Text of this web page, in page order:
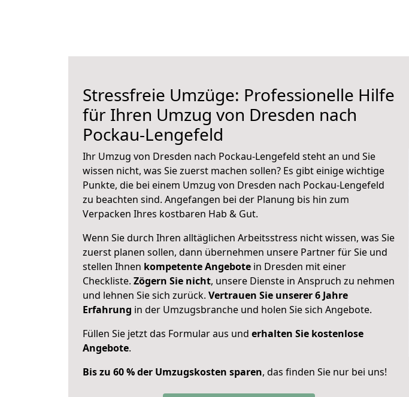
Stressfreie Umzüge: Professionelle Hilfe
für Ihren Umzug von Dresden nach
Pockau-Lengefeld
Ihr Umzug von Dresden nach Pockau-Lengefeld steht an und Sie
wissen nicht, was Sie zuerst machen sollen? Es gibt einige wichtige
Punkte, die bei einem Umzug von Dresden nach Pockau-Lengefeld
zu beachten sind. Angefangen bei der Planung bis hin zum
Verpacken Ihres kostbaren Hab & Gut.
Wenn Sie durch Ihren alltäglichen Arbeitsstress nicht wissen, was Sie
zuerst planen sollen, dann übernehmen unsere Partner für Sie und
stellen Ihnen kompetente Angebote in Dresden mit einer
Checkliste. Zögern Sie nicht, unsere Dienste in Anspruch zu nehmen
und lehnen Sie sich zurück. Vertrauen Sie unserer 6 Jahre
Erfahrung in der Umzugsbranche und holen Sie sich Angebote.
Füllen Sie jetzt das Formular aus und erhalten Sie kostenlose
Angebote.
Bis zu 60 % der Umzugskosten sparen, das finden Sie nur bei uns!